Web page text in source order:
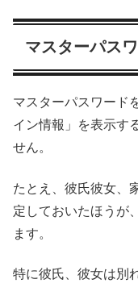
マスターパス
マスターパスワード
イン情報」を表示す
せん。
たとえ、彼氏彼女、
定しておいたほうが
ます。
特に彼氏、彼女は別